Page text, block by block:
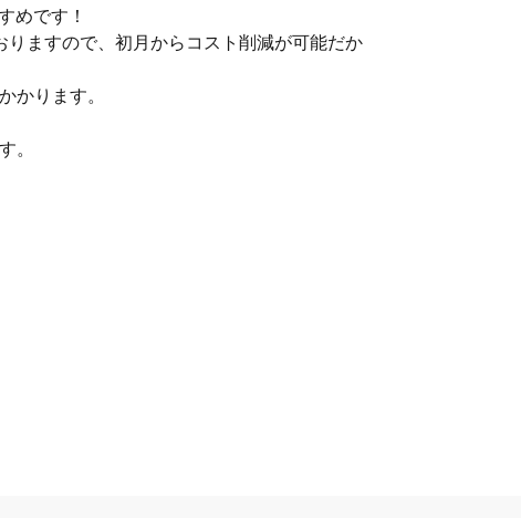
めです！
ますので、初月からコスト削減が可能だか
かります。
。